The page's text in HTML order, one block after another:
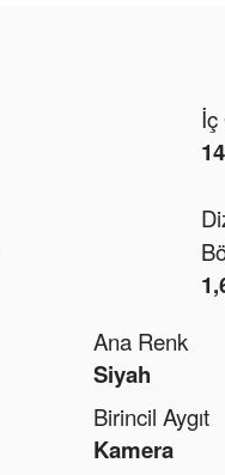
Ana Renk
Siyah
İç
Birincil Aygıt
Kamera